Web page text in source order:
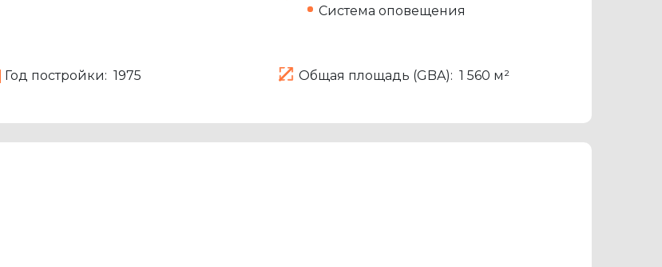
Система оповещения
Год постройки: 1975 Общая площадь (GBA): 1 560 м²